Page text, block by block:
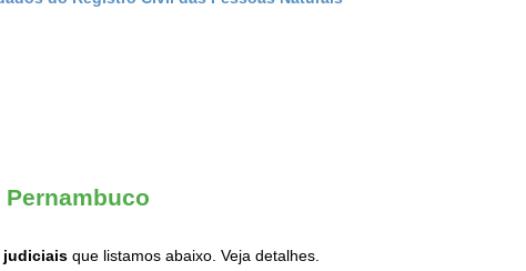
judiciais que listamos abaixo. Veja detalhes.